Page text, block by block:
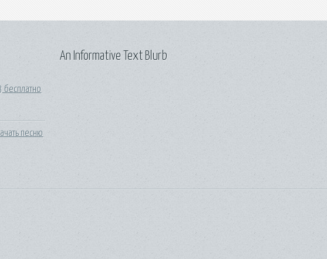
бесплатно
песню
An Informative Text Blurb